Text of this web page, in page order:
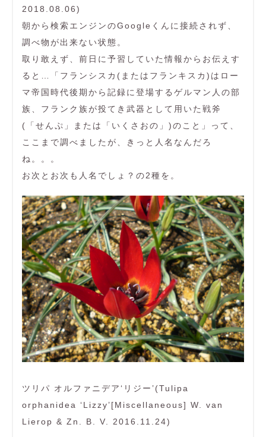
2018.08.06)
朝から検索エンジンのGoogleくんに接続されず、
調べ物が出来ない状態。
取り敢えず、前日に予習していた情報からお伝えす
ると…「フランシスカ(またはフランキスカ)はロー
マ帝国時代後期から記録に登場するゲルマン人の部
族、フランク族が投てき武器として用いた戦斧
(「せんぷ」または「いくさおの」)のこと」って、
ここまで調べましたが、きっと人名なんだろ
ね。。。
お次とお次も人名でしょ？の2種を。
ツリパ オルファニデア‘リジー’(Tulipa
orphanidea ‘Lizzy’[Miscellaneous] W. van
Lierop & Zn. B. V. 2016.11.24)